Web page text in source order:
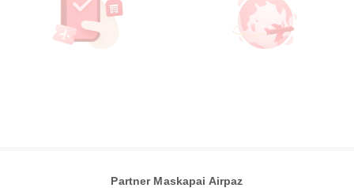
Partner Maskapai Airpaz